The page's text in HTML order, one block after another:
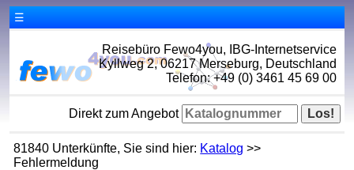
☰
Reisebüro Fewo4you, IBG-Internetservice
Kyllweg 2, 06217 Merseburg, Deutschland
Telefon: +49 (0) 3461 45 69 00
Direkt zum Angebot
81840 Unterkünfte, Sie sind hier: Katalog >>
Fehlermeldung